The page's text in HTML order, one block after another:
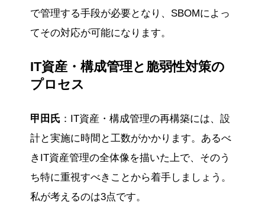
で管理する手段が必要となり、SBOMによっ
てその対応が可能になります。
IT資産・構成管理と脆弱性対策の
プロセス
甲田氏 ：IT資産・構成管理の再構築には、設
計と実施に時間と工数がかかります。あるべ
きIT資産管理の全体像を描いた上で、そのう
ち特に重視すべきことから着手しましょう。
私が考えるのは3点です。